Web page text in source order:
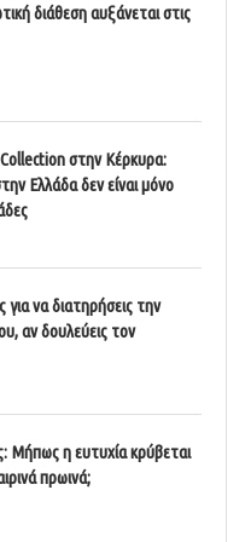
διάθεση αυξάνεται στις
στην Κέρκυρα:
Ελλάδα δεν είναι μόνο
για να διατηρήσεις την
αν δουλεύεις τον
Μήπως η ευτυχία κρύβεται
πρωινά;